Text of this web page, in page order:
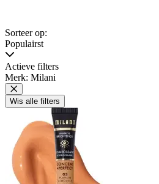
Sorteer op:
Populairst
Actieve filters
Merk: Milani
Wis alle filters